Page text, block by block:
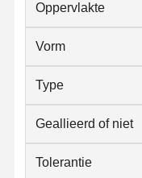
Oppervlakte
Vorm
Type
Geallieerd of niet
Tolerantie